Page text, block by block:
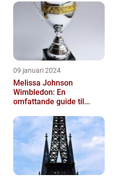
09 januari 2024
Melissa Johnson
Wimbledon: En
omfattande guide til...